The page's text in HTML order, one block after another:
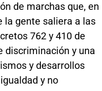
de marchas que, en
la gente saliera a las
762 y 410 de
discriminación y una
y desarrollos
y no